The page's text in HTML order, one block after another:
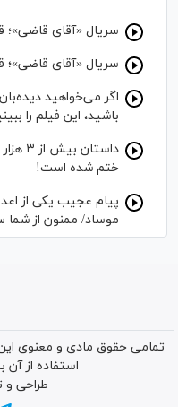
سریال «آقای
سریال «آقای
اگر می‌خواهید
باشید، این فیلم را
ختم شده است!
پیام عجیب یکی از
موساد/ ممنون از
تمامی حقوق مادی و معنوی
استفاده از آن
طراحی و